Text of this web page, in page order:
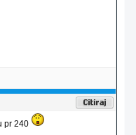
pr 240